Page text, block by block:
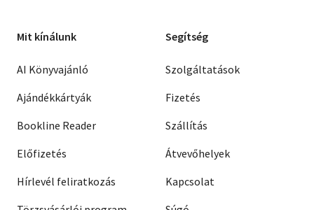
Mit kínálunk
AI Könyvajánló
Ajándékkártyák
Bookline Reader
Előfizetés
Hírlevél feliratkozás
Segítség
Szolgáltatások
Fizetés
Szállítás
Átvevőhelyek
Kapcsolat